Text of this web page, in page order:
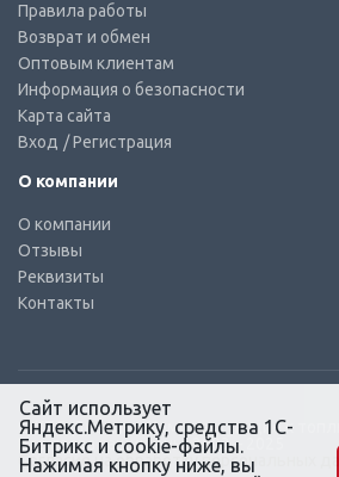
Правила работы
Возврат и обмен
Оптовым клиентам
Информация о безопасности
Карта сайта
Вход / Регистрация
О компании
О компании
Отзывы
Реквизиты
Контакты
© КТС-Дизель – Комплектующие к
Все права защищены, 2003 – 2025
Согласие на обработку персональных
Сайт использует
Яндекс.Метрику, средства 1С-
Битрикс и cookie-файлы.
Нажимая кнопку ниже, вы